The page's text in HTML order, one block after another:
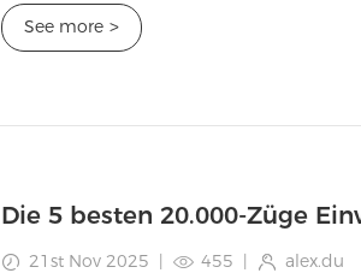
See more >
Die 5 besten 20.000-Züge
21st Nov 2025 | 455 | alex.du